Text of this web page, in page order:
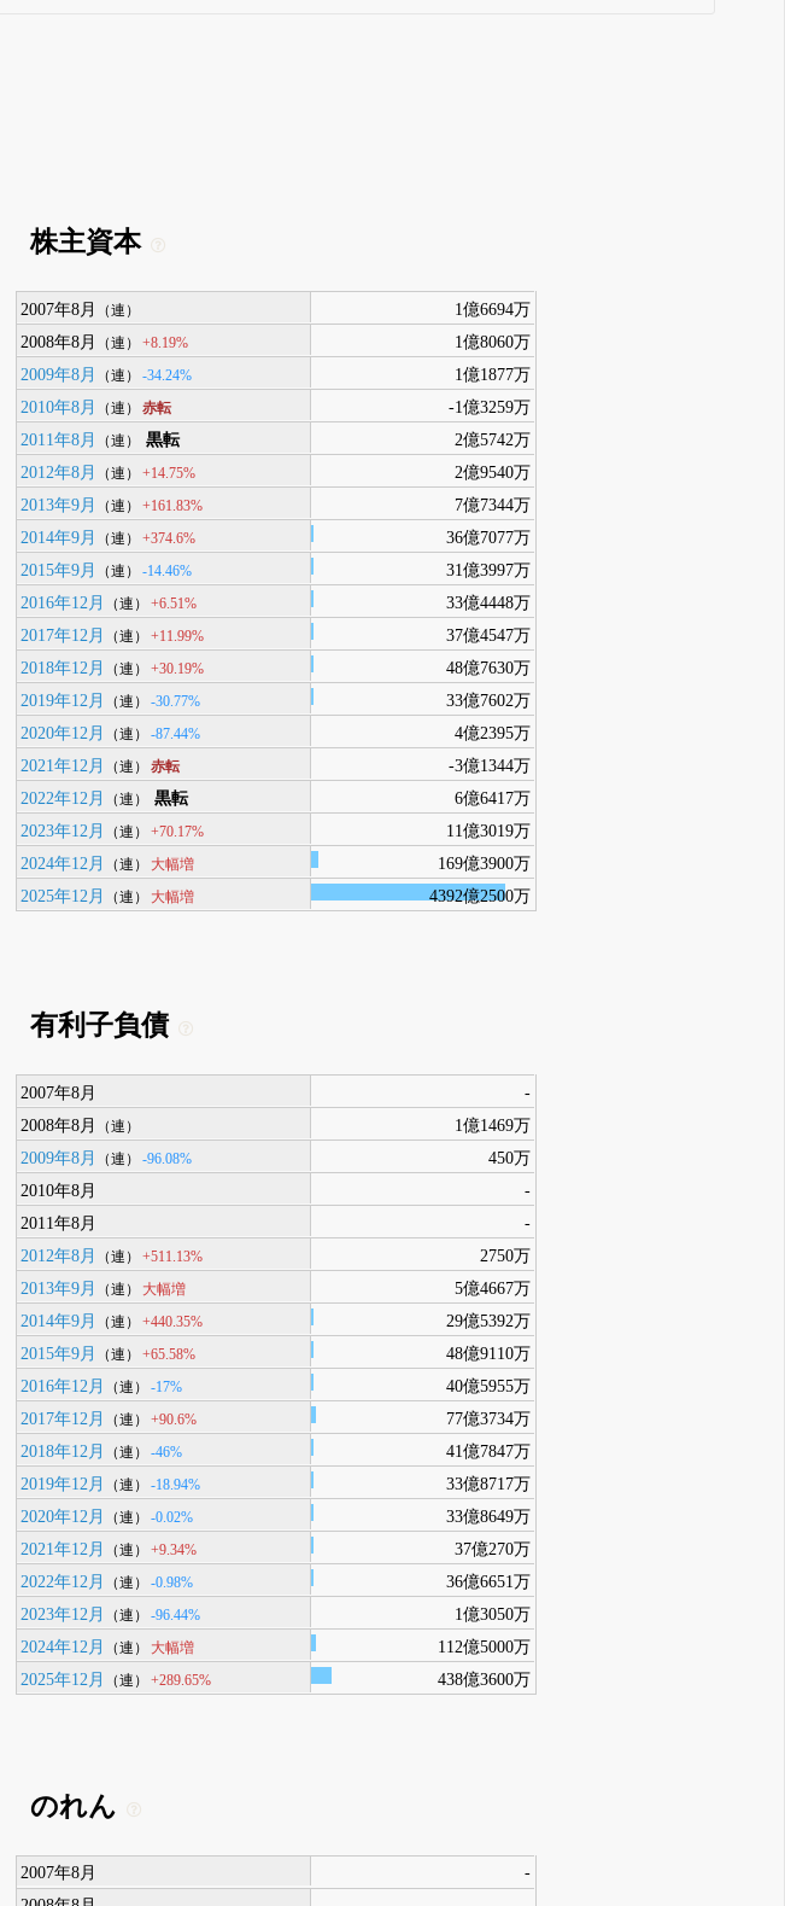
株主資本
2007年8月 （連）
1億6694万
2008年8月
（連） +8.19%
1億8060万
2009年8月
（連） -34.24%
1億1877万
2010年8月
（連） 赤転
-1億3259万
2011年8月
（連） 黒転
2億5742万
2012年8月
（連） +14.75%
2億9540万
2013年9月
（連） +161.83%
7億7344万
2014年9月
（連） +374.6%
36億7077万
2015年9月
（連） -14.46%
31億3997万
2016年12月
（連） +6.51%
33億4448万
2017年12月
（連） +11.99%
37億4547万
2018年12月
（連） +30.19%
48億7630万
2019年12月
（連） -30.77%
33億7602万
2020年12月
（連） -87.44%
4億2395万
2021年12月
（連） 赤転
-3億1344万
2022年12月
（連） 黒転
6億6417万
2023年12月
（連） +70.17%
11億3019万
2024年12月
（連） 大幅増
169億3900万
2025年12月
（連） 大幅増 4392億2500万
有利子負債
2007年8月
-
2008年8月
（連）
1億1469万
2009年8月
（連） -96.08%
450万
2010年8月
-
2011年8月
-
2012年8月
（連） +511.13%
2750万
2013年9月
（連） 大幅増
5億4667万
2014年9月
（連） +440.35%
29億5392万
2015年9月
（連） +65.58%
48億9110万
2016年12月
（連） -17%
40億5955万
2017年12月
（連） +90.6%
77億3734万
2018年12月
（連） -46%
41億7847万
2019年12月
（連） -18.94%
33億8717万
2020年12月
（連） -0.02%
33億8649万
2021年12月
（連） +9.34%
37億270万
2022年12月
（連） -0.98%
36億6651万
2023年12月
（連） -96.44%
1億3050万
2024年12月
（連） 大幅増
112億5000万
2025年12月
（連） +289.65% 438億3600万
のれん
2007年8月
-